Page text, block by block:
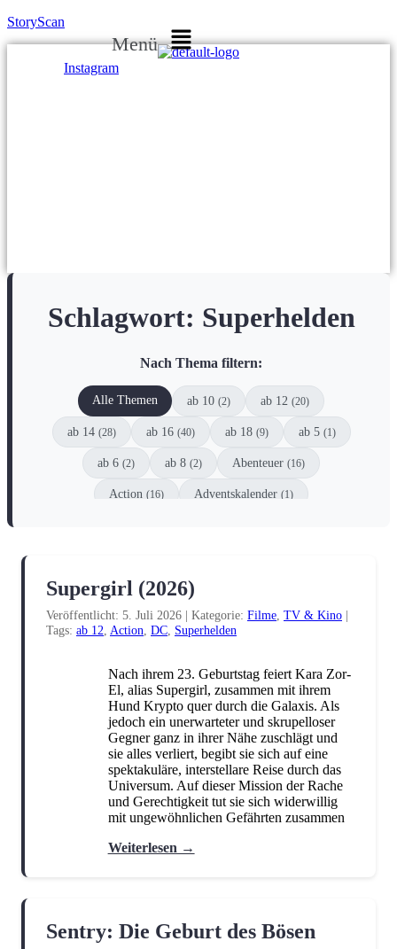
StoryScan
Menü
Instagram
Schlagwort: Superhelden
Nach Thema filtern:
Alle Themen ab 10 (2) ab 12 (20)
ab 14 (28) ab 16 (40) ab 18 (9) ab 5 (1)
ab 6 (2) ab 8 (2) Abenteuer (16)
Action (16) Adventskalender (1)
Dark Romance
DC Black Label(1) Detektive (1) Drama(6)
Enemies-to-Lovers(5) Erstleser(1)
Escape(1) Familie(2) Fanliteratur(4)
Fantasy(51) Filme(2) Gesellschaftsspiel(1)
Graphic Novel(2) Historisch(3) Horror (12)
Humor(6) Jugendbuch(1) Kinderbuch(3)
Philosophie(1) Rätsel (1) Roman(1)
Supergirl (2026)
Veröffentlicht: 5. Juli 2026 | Kategorie: Filme TV & Kino |
Tags: ab 12 Action DC Superhelden
Nach ihrem 23. Geburtstag feiert Kara Zor-
El, alias Supergirl, zusammen mit ihrem
Hund Krypto quer durch die Galaxis. Als
jedoch ein unerwarteter und skrupelloser
Gegner ganz in ihrer Nähe zuschlägt und
sie alles verliert, begibt sie sich auf eine
spektakuläre, interstellare Reise durch das
Universum. Auf dieser Mission der Rache
und Gerechtigkeit tut sie sich widerwillig
mit ungewöhnlichen Gefährten zusammen
Weiterlesen →
Sentry: Die Geburt des Bösen